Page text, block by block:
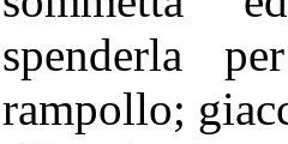
spenderla
rampollo;